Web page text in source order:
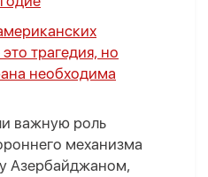
трагедия, но
необходима
важную роль
механизма
Азербайджаном,